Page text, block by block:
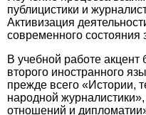
публицистики и
Активизация
современного
В учебной работе акцент
второго иностранного
прежде всего «Истории,
народной
отношений и